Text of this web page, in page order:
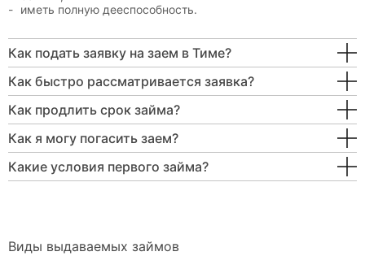
иметь полную дееспособность.
Как подать заявку на заем в Тиме?
Как быстро рассматривается заявка?
Как продлить срок займа?
Как я могу погасить заем?
Какие условия первого займа?
Виды выдаваемых займов